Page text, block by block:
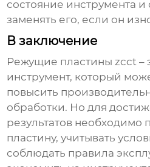
состояние инструмента
заменять его, если он
В заключение
Режущие пластины zcct –
инструмент, который
повысить
обработки. Но для
результатов необходимо
пластину, учитывать
соблюдать правила